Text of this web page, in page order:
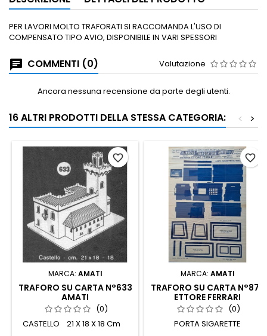
PER LAVORI MOLTO TRAFORATI SI RACCOMANDA L'USO DI
COMPENSATO TIPO AVIO, DISPONIBILE IN VARI SPESSORI
COMMENTI (0) Valutazione
Ancora nessuna recensione da parte degli utenti.
16 ALTRI PRODOTTI DELLA STESSA CATEGORIA: >
<
MARCA: AMATI
TRAFORO SU CARTA N°633
AMATI
(0)
CASTELLO 21 X 18 X 18 Cm
favorite_border
MARCA: AMATI
TRAFORO SU CARTA N°873
ETTORE FERRARI
(0)
PORTA SIGARETTE
favorite_border